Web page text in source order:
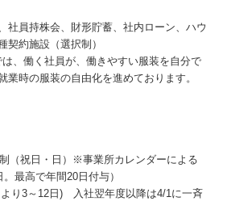
社員持株会、財形貯蓄、社内ローン、ハウ
契約施設（選択制）
、働く社員が、働きやすい服装を自分で
業時の服装の自由化を進めております。
（祝日・日）※事業所カレンダーによる
最高で年間20日付与）
り3～12日) 入社翌年度以降は4/1に一斉